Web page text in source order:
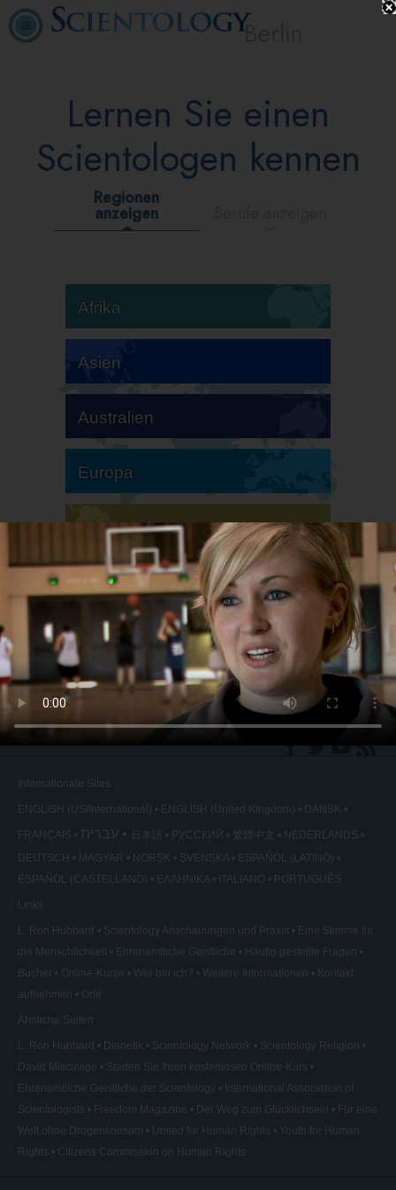
Berlin
Lernen Sie einen
Scientologen kennen
Regionen
anzeigen
Afrika
Asien
Australien
Europa
Südamerika
Nordamerika
Internationale Sites
ENGLISH (US/International) ENGLISH (United Kingdom) DANSK
FRANÇAIS עברית 日本語 РУССКИЙ 繁體中文
NEDERLANDS
DEUTSCH
MAGYAR NORSK SVENSKA
ESPAÑOL (LATINO)
ESPAÑOL (CASTELLANO)
ΕΛΛΗΝΙΚA ITALIANO PORTUGUÊS
Links
L. Ron Hubbard Scientology Anschauungen und Praxis
Eine Stimme für
die Menschlichkeit
Ehrenamtliche Geistliche
Häufig gestellte Fragen
Bücher
Online-Kurse Wer bin ich? Weitere Informationen
Kontakt
aufnehmen
Orte
Ähnliche Seiten
L. Ron Hubbard Dianetik Scientology Network
Scientology Religion
David Miscavige
Starten Sie Ihren kostenlosen Online-Kurs
Ehrenamtliche Geistliche der Scientology
International Association of
Scientologists
Freedom Magazine Der Weg zum Glücklichsein
Für eine
Welt ohne Drogenkonsum
United for Human Rights
Youth for Human
Rights
Citizens Commission on Human Rights